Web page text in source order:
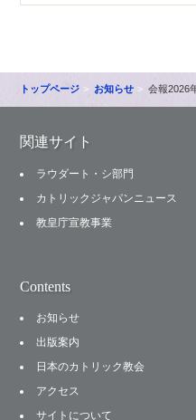
トップページ お知らせ 会報2026
関連サイト
ラウダート・シ部門
カトリックジャパンニュース
教皇庁宣教事業
Contents
お知らせ
出版案内
日本のカトリック教会
アクセス
サイトについて